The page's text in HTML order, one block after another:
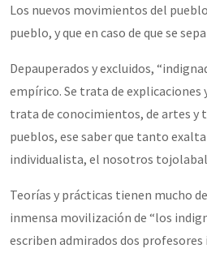
Los nuevos movimientos del
pueblo, y que en caso de que se
Depauperados y excluidos,
empírico. Se trata de explicaciones
trata de conocimientos, de artes y
pueblos, ese saber que tanto
individualista, el nosotros
Teorías y prácticas tienen mucho
inmensa movilización de “los
escriben admirados dos